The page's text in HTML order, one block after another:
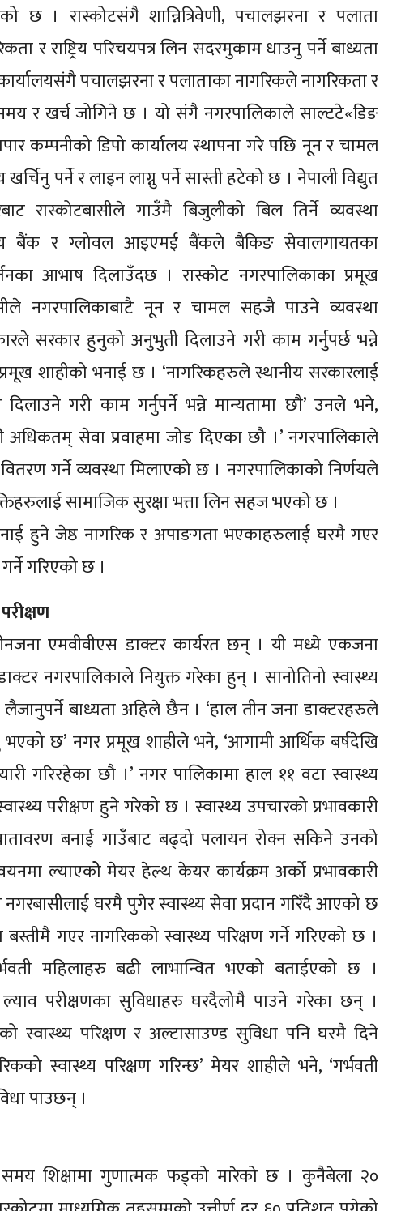
छ । रास्कोटसंगै शान्नित्रिवेणी, पचालझरना र पलाता
र राष्ट्रिय परिचयपत्र लिन सदरमुकाम धाउनु पर्ने बाध्यता
पचालझरना र पलाताका नागरिकले नागरिकता र
समय र खर्च जोगिने छ । यो संगै नगरपालिकाले साल्टटे«डिङ
कम्पनीको डिपो कार्यालय स्थापना गरे पछि नून र चामल
पर्ने र लाइन लाग्नु पर्ने सास्ती हटेको छ । नेपाली विद्युत
रास्कोटबासीले गाउँमै बिजुलीको बिल तिर्ने व्यवस्था
बैंक र ग्लोवल आइएमई बैंकले बैकिङ सेवालगायतका
आभाष दिलाउँदछ । रास्कोट नगरपालिकाका प्रमूख
नगरपालिकाबाटै नून र चामल सहजै पाउने व्यवस्था
सरकार हुनुको अनुभुती दिलाउने गरी काम गर्नुपर्छ भन्ने
शाहीको भनाई छ । ‘नागरिकहरुले स्थानीय सरकारलाई
गरी काम गर्नुपर्ने भन्ने मान्यतामा छौ’ उनले भने,
अधिकतम् सेवा प्रवाहमा जोड दिएका छौ ।’ नगरपालिकाले
गर्ने व्यवस्था मिलाएको छ । नगरपालिकाको निर्णयले
सामाजिक सुरक्षा भत्ता लिन सहज भएको छ ।
हुने जेष्ठ नागरिक र अपाङगता भएकाहरुलाई घरमै गएर
गरिएको छ ।
एमवीवीएस डाक्टर कार्यरत छन् । यी मध्ये एकजना
नगरपालिकाले नियुक्त गरेका हुन् । सानोतिनो स्वास्थ्य
लैजानुपर्ने बाध्यता अहिले छैन । ‘हाल तीन जना डाक्टरहरुले
छ’ नगर प्रमूख शाहीले भने, ‘आगामी आर्थिक बर्षदेखि
गरिरहेका छौ ।’ नगर पालिकामा हाल ११ वटा स्वास्थ्य
परीक्षण हुने गरेको छ । स्वास्थ्य उपचारको प्रभावकारी
बनाई गाउँबाट बढ्दो पलायन रोक्न सकिने उनको
ल्याएकोे मेयर हेल्थ केयर कार्यक्रम अर्को प्रभावकारी
नगरबासीलाई घरमै पुगेर स्वास्थ्य सेवा प्रदान गरिँदै आएको छ
गएर नागरिकको स्वास्थ्य परिक्षण गर्ने गरिएको छ ।
महिलाहरु बढी लाभान्वित भएको बताईएको छ ।
परीक्षणका सुविधाहरु घरदैलोमै पाउने गरेका छन् ।
स्वास्थ्य परिक्षण र अल्टासाउण्ड सुविधा पनि घरमै दिने
स्वास्थ्य परिक्षण गरिन्छ’ मेयर शाहीले भने, ‘गर्भवती
पाउछन् ।
समय शिक्षामा गुणात्मक फड्को मारेको छ । कुनैबेला २०